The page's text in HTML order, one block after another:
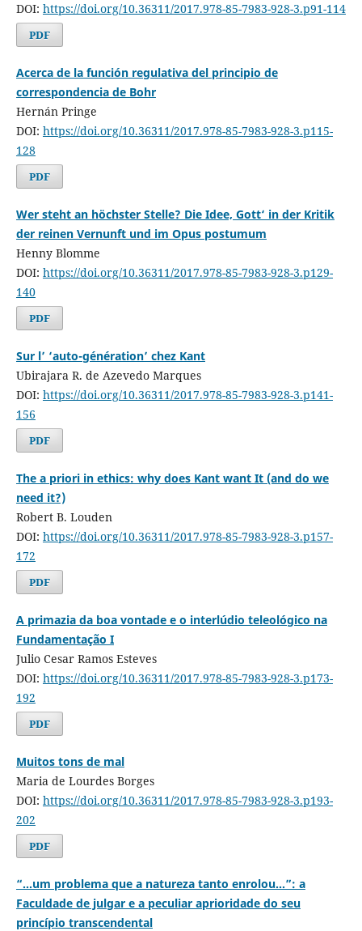
DOI: https://doi.org/10.36311/2017.978-85-7983-928-3.p91-114
PDF
Acerca de la función regulativa del principio de
correspondencia de Bohr
Hernán Pringe
DOI: https://doi.org/10.36311/2017.978-85-7983-928-3.p115-
128
PDF
Wer steht an höchster Stelle? Die Idee‚ Gott‘ in der Kritik
der reinen Vernunft und im Opus postumum
Henny Blomme
DOI: https://doi.org/10.36311/2017.978-85-7983-928-3.p129-
140
PDF
Sur l’ ‘auto-génération’ chez Kant
Ubirajara R. de Azevedo Marques
DOI: https://doi.org/10.36311/2017.978-85-7983-928-3.p141-
156
PDF
The a priori in ethics: why does Kant want It (and do we
need it?)
Robert B. Louden
DOI: https://doi.org/10.36311/2017.978-85-7983-928-3.p157-
172
PDF
A primazia da boa vontade e o interlúdio teleológico na
Fundamentação I
Julio Cesar Ramos Esteves
DOI: https://doi.org/10.36311/2017.978-85-7983-928-3.p173-
192
PDF
Muitos tons de mal
Maria de Lourdes Borges
DOI: https://doi.org/10.36311/2017.978-85-7983-928-3.p193-
202
PDF
“...um problema que a natureza tanto enrolou...”: a
Faculdade de julgar e a peculiar aprioridade do seu
princípio transcendental